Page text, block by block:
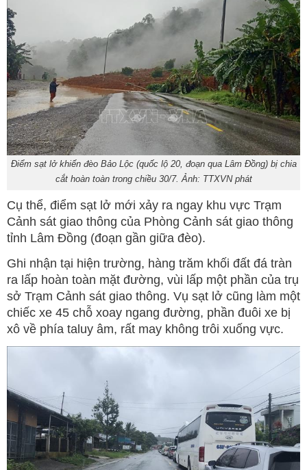
Điểm sạt lở khiến đèo Bảo Lộc (quốc lộ 20, đoạn qua Lâm Đồng) bị chia
cắt hoàn toàn trong chiều 30/7. Ảnh: TTXVN phát
Cụ thể, điểm sạt lở mới xảy ra ngay khu vực Trạm
Cảnh sát giao thông của Phòng Cảnh sát giao thông
tỉnh Lâm Đồng (đoạn gần giữa đèo).
Ghi nhận tại hiện trường, hàng trăm khối đất đá tràn
ra lấp hoàn toàn mặt đường, vùi lấp một phần của trụ
sở Trạm Cảnh sát giao thông. Vụ sạt lở cũng làm một
chiếc xe 45 chỗ xoay ngang đường, phần đuôi xe bị
xô về phía taluy âm, rất may không trôi xuống vực.